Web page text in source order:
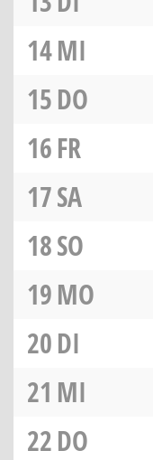
14MI
15DO
16FR
17SA
18SO
19MO
20DI
21 MI
22DO